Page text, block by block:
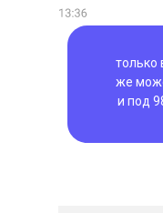
только
же
и под